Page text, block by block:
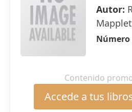
Autor:
Número
Contenido
Accede a tus